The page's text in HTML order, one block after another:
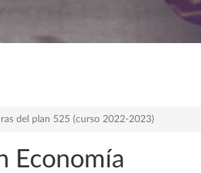
del plan 525 (curso 2022-2023)
Economía